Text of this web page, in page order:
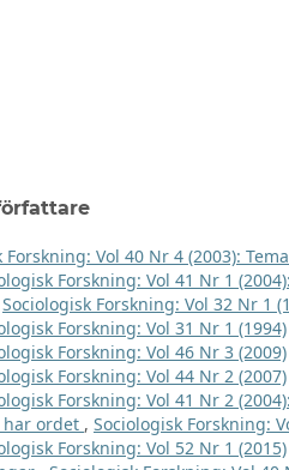
Forskning: Vol 40 Nr 4 (2003):
Forskning: Vol 41 Nr 1
Sociologisk Forskning: Vol 32 Nr 1
Forskning: Vol 31 Nr 1 (1994)
Forskning: Vol 46 Nr 3 (2009)
Forskning: Vol 44 Nr 2 (2007)
Forskning: Vol 41 Nr 2
ordet , Sociologisk Forskning:
Forskning: Vol 52 Nr 1 (2015)